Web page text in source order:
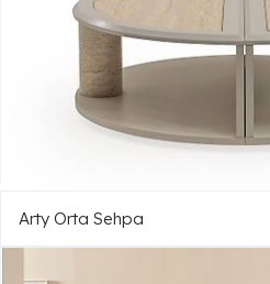
Arty Orta Sehpa